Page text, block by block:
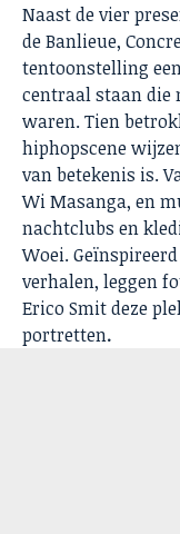
Naast de vier
de Banlieue,
tentoonstelling
centraal staan die
waren. Tien
hiphopscene
van betekenis is.
Wi Masanga, en
nachtclubs en
Woei.
verhalen, leggen
Erico Smit deze
portretten.